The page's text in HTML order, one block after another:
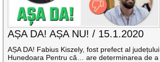
AȘA DA! AȘA NU! / 15.1.2020
AȘA DA! Fabius Kiszely, fost prefect al județului
Hunedoara Pentru că… are determinarea de a